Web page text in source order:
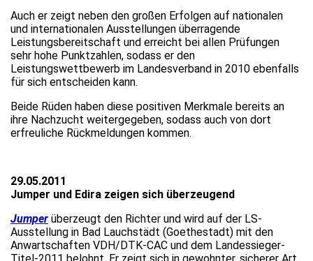
Auch er zeigt neben den großen Erfolgen auf nationalen
und internationalen Ausstellungen überragende
Leistungsbereitschaft und erreicht bei allen Prüfungen
sehr hohe Punktzahlen, sodass er den
Leistungswettbewerb im Landesverband in 2010 ebenfalls
für sich entscheiden kann.
Beide Rüden haben diese positiven Merkmale bereits an
ihre Nachzucht weitergegeben, sodass auch von dort
erfreuliche Rückmeldungen kommen.
29.05.2011
Jumper und Edira zeigen sich überzeugend
Jumper überzeugt den Richter und wird auf der LS-
Ausstellung in Bad Lauchstädt (Goethestadt) mit den
Anwartschaften VDH/DTK-CAC und dem Landessieger-